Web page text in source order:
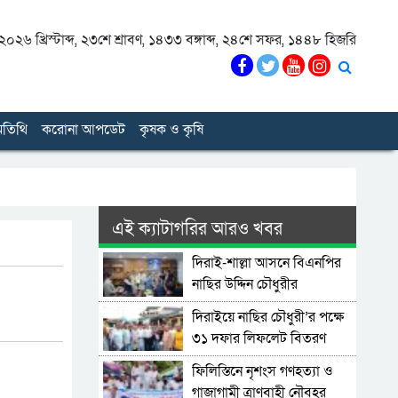
খ্রিস্টাব্দ, ২৩শে শ্রাবণ, ১৪৩৩ বঙ্গাব্দ, ২৪শে সফর, ১৪৪৮ হিজরি
করোনা আপডেট কৃষক ও কৃষি
এই ক্যাটাগরির আরও খবর
দিরাই-শাল্লা আসনে বিএনপির
নাছির উদ্দিন চৌধুরীর
মনোনয়নপত্র সংগ্রহ
দিরাইয়ে নাছির চৌধুরী’র পক্ষে
৩১ দফার লিফলেট বিতরণ
ফিলিস্তিনে নৃশংস গণহত্যা ও
গাজাগামী ত্রাণবাহী নৌবহর